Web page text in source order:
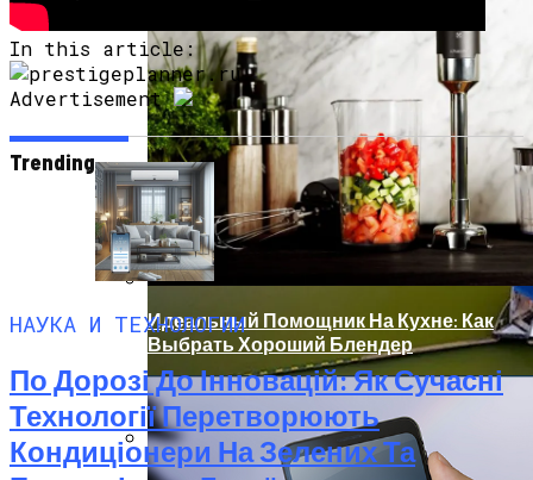
Идеальный Помощник На Кухне: Как
Выбрать Хороший Блендер
In this article:
Advertisement
Trending
НАУКА И ТЕХНОЛОГИИ
По Дорозі До Інновацій: Як Сучасні
Технології Перетворюють
Кондиціонери На Зелених Та